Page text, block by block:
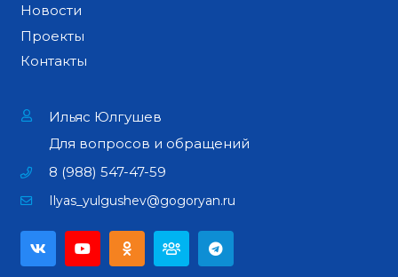
Новости
Проекты
Контакты
Ильяс Юлгушев
Для вопросов и обращений
8 (988) 547-47-59
Ilyas_yulgushev@gogoryan.ru